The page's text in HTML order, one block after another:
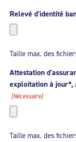
Relevé d'identité
Taille max. des
Attestation
exploitation à jour*,
(Nécessaire)
Taille max. des